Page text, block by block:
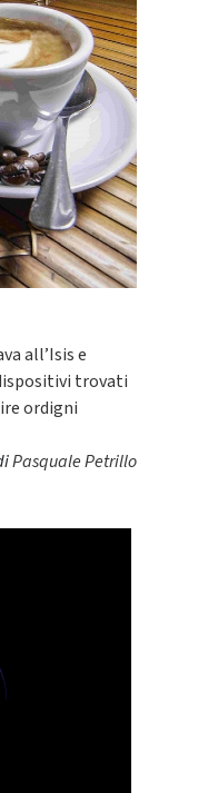
all’Isis e
trovati
ordigni
Pasquale Petrillo